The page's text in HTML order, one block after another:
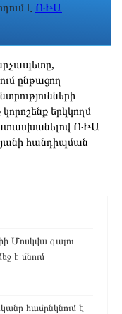
է ՌԻԱ
ընթացող
երկկողմ
ՌԻԱ
հանդիպման
Մոսկվա գալու
է մնում
համընկնում է